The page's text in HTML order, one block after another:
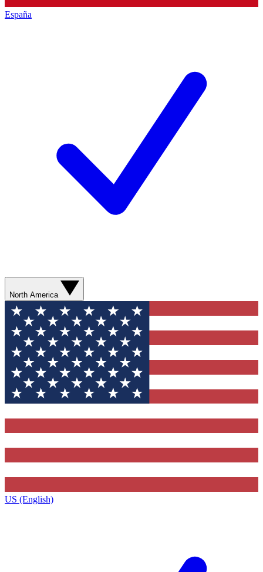
España
North America
US (English)